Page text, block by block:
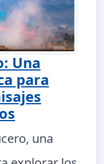
Una
para
una